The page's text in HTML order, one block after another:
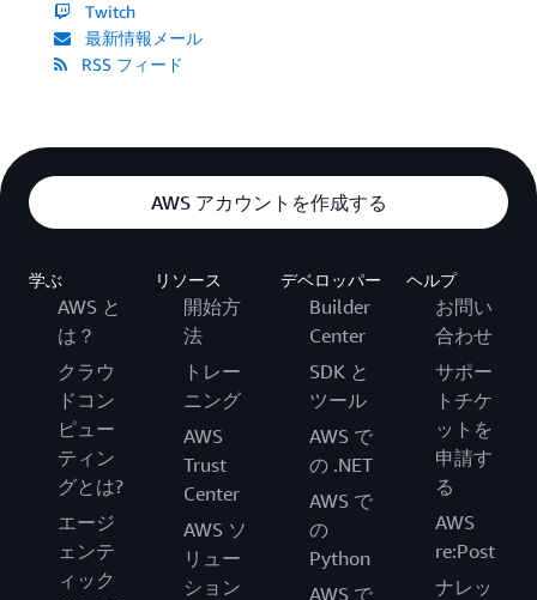
Twitch
最新情報メール
RSS フィード
AWS アカウントを作成する
学ぶ
AWS と
は？
クラウ
ドコン
ピュー
ティン
グとは?
エージ
ェンテ
ィック
リソース
開始方
法
トレー
ニング
AWS
Trust
Center
AWS ソ
リュー
ション
デベロッパー
Builder
Center
SDK と
ツール
AWS で
の .NET
AWS で
の
Python
AWS で
ヘルプ
お問い
合わせ
サポー
トチケ
ットを
申請す
る
AWS
re:Post
ナレッ